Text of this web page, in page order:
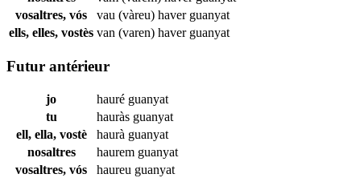
vosaltres, vós
vau (vàreu) haver guanyat
ells, elles, vostès van (varen) haver guanyat
Futur antérieur
jo hauré guanyat
tu
hauràs guanyat
ell, ella, vostè
haurà guanyat
nosaltres
haurem guanyat
vosaltres, vós
haureu guanyat